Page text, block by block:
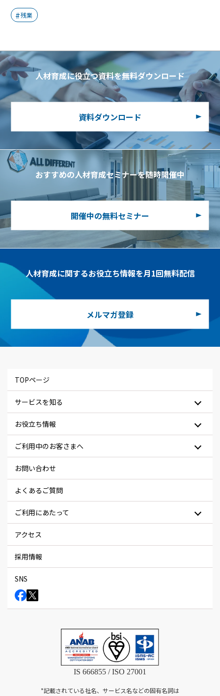
残業
人材育成に役立つ資料を無料ダウンロード
資料ダウンロード
おすすめの人材育成セミナーを随時開催中
開催中の無料セミナー
人材育成に関するお役立ち情報を月1回無料配信
メルマガ登録
TOPページ
サービスを知る
お役立ち情報
ご利用中のお客さまへ
お問い合わせ
よくあるご質問
ご利用にあたって
アクセス
採用情報
SNS
IS 666855 / ISO 27001
*記載されている社名、サービス名などの固有名詞は